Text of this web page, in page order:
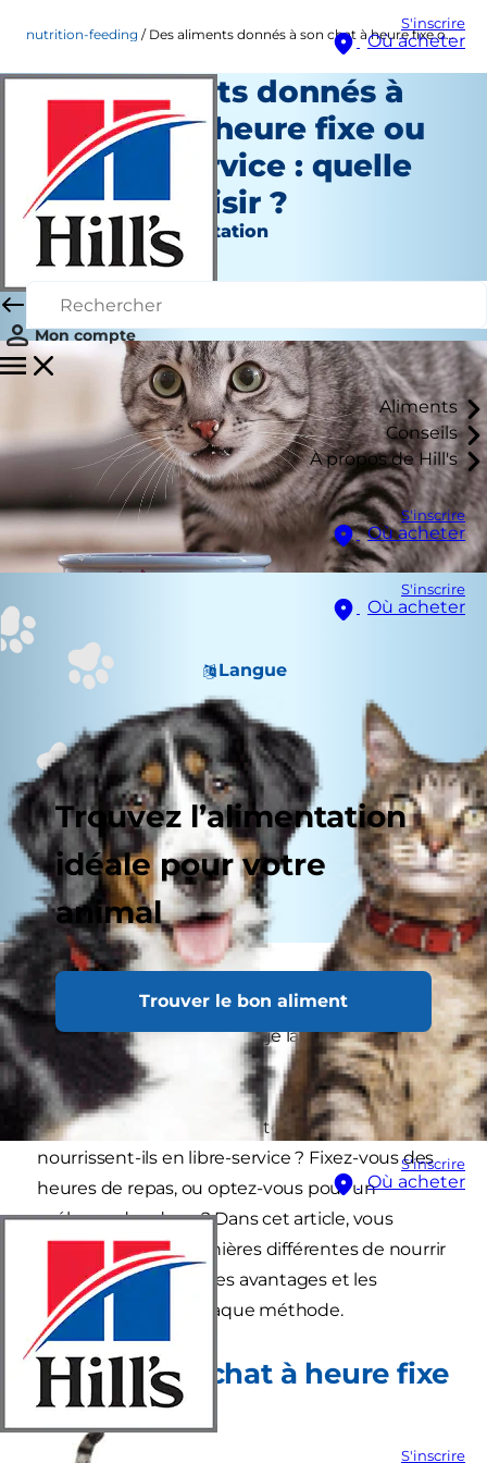
S'inscrire
Où acheter
Mon compte
Aliments
Conseils
À propos de Hill's
S'inscrire
Où acheter
S'inscrire
Où acheter
Langue
Trouvez l’alimentation
idéale pour votre
animal
Trouver le bon aliment
S'inscrire
Où acheter
S'inscrire
nutrition-feeding Des aliments donnés à son chat à heure fixe ou en libre-service : quelle option choisir ?
Des aliments donnés à
son chat à heure fixe ou
en libre-service : quelle
option choisir ?
Nutrition et alimentation
Kara Murphy
Juin 07, 2018
Avez-vous du mal à savoir comment nourrir
correctement votre chat ? Vous êtes-vous déjà
posé la question : « devrais-je laisser mon chat
manger en libre-service ? »
Quelle option avez-vous retenue ? Vos chats se
nourrissent-ils en libre-service ? Fixez-vous des
heures de repas, ou optez-vous pour un
mélange des deux ? Dans cet article, vous
découvrirez trois manières différentes de nourrir
votre chat, ainsi que les avantages et les
inconvénients de chaque méthode.
Nourrir son chat à heure fixe